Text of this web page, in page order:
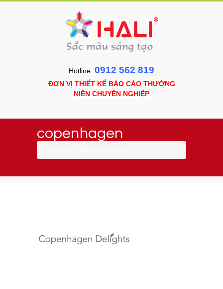
Hotline: 0912 562 819
ĐƠN VỊ THIẾT KẾ BÁO CÁO THƯỜNG
NIÊN CHUYÊN NGHIỆP
copenhagen